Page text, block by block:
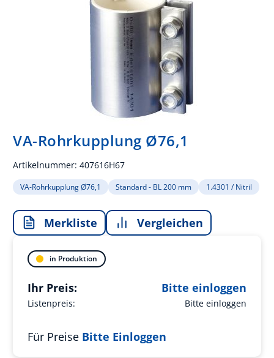
VA-Rohrkupplung Ø76,1
Artikelnummer: 407616H67
VA-Rohrkupplung Ø76,1 Standard - BL 200 mm 1.4301 / Nitril
Merkliste Vergleichen
in Produktion
Listenpreis: Bitte einloggen
Ihr Preis: Bitte einloggen
Für Preise Bitte Einloggen